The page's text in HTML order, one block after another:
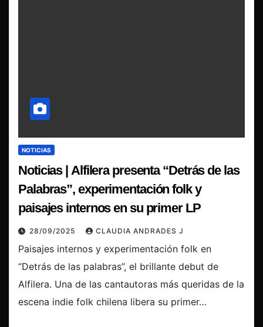
NOTICIAS
Noticias | Alfilera presenta “Detrás de las
Palabras”, experimentación folk y
paisajes internos en su primer LP
28/09/2025 CLAUDIA ANDRADES J
Paisajes internos y experimentación folk en
“Detrás de las palabras”, el brillante debut de
Alfilera. Una de las cantautoras más queridas de la
escena indie folk chilena libera su primer…